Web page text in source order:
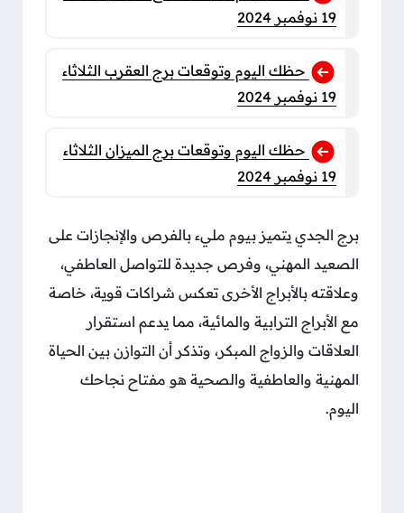
19 نوفمبر 2024
حظك اليوم وتوقعات برج العقرب الثلاثاء
19 نوفمبر 2024
حظك اليوم وتوقعات برج الميزان الثلاثاء
19 نوفمبر 2024
برج الجدي يتميز بيوم مليء بالفرص والإنجازات على
الصعيد المهني، وفرص جديدة للتواصل العاطفي،
وعلاقته بالأبراج الأخرى تعكس شراكات قوية، خاصة
مع الأبراج الترابية والمائية، مما يدعم استقرار
العلاقات والزواج المبكر، وتذكر أن التوازن بين الحياة
المهنية والعاطفية والصحية هو مفتاح نجاحك
اليوم.